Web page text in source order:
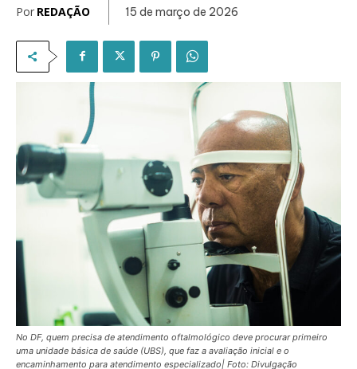
Por REDAÇÃO 15 de março de 2026
No DF, quem precisa de atendimento oftalmológico deve procurar primeiro
uma unidade básica de saúde (UBS), que faz a avaliação inicial e o
encaminhamento para atendimento especializado| Foto: Divulgação